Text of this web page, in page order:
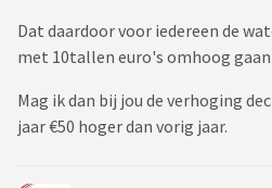
Dat daardoor voor iedereen de
met 10tallen euro's omhoog gaan
Mag ik dan bij jou de verhoging
jaar €50 hoger dan vorig jaar.